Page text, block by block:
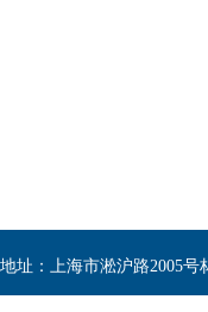
地址：上海市淞沪路2005号